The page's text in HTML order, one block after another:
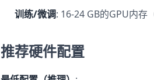
训练/微调: 16-24 GB的GPU内存
推荐硬件配置